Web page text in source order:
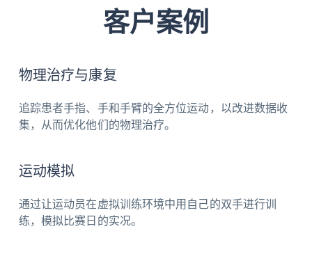
连接器
附件 腕带宽度：22mm（误差+/- 0.2mm）
重量 63g (误差+/- 5g)
自动配对
电池寿命 支持使用时间长达 4 小时。**
客户案例
物理治疗与康复
追踪患者手指、手和手臂的全方位运动，以改进数据收
集，从而优化他们的物理治疗。
运动模拟
通过让运动员在虚拟训练环境中用自己的双手进行训
练，模拟比赛日的实况。